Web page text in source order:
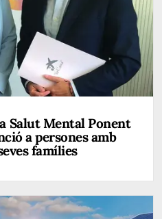
Salut Mental Ponent
a persones amb
famílies